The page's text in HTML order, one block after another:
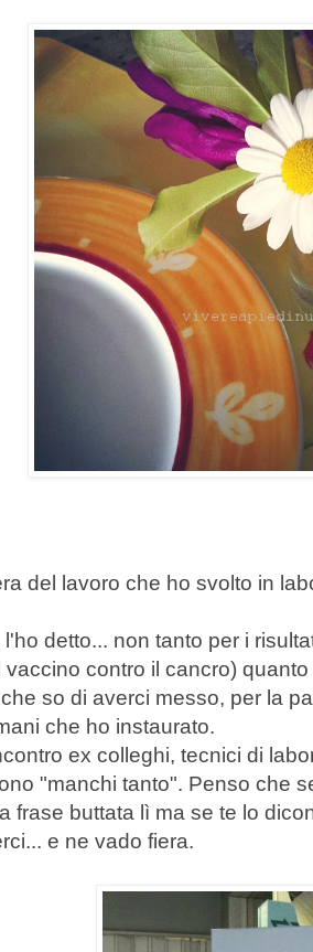
del lavoro che ho svolto in
detto... non tanto per i
vaccino contro il cancro)
so di averci messo, per la
che ho instaurato.
ex colleghi, tecnici di
"manchi tanto". Penso che
frase buttata lì ma se te lo
e ne vado fiera.